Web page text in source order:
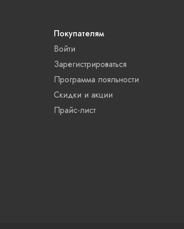
Покупателям
Войти
Зарегистрироваться
Программа лояльности
Скидки и акции
Прайс-лист